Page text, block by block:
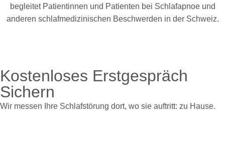
Kostenloses Erstgespräch
Sichern
Wir messen Ihre Schlafstörung dort, wo sie auftritt: zu Hause.